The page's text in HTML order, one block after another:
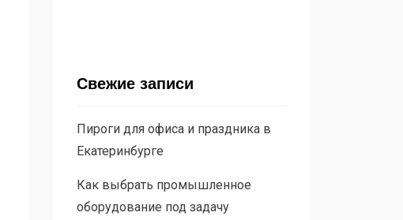
Свежие записи
Пироги для офиса и праздника в
Екатеринбурге
Как выбрать промышленное
оборудование под задачу